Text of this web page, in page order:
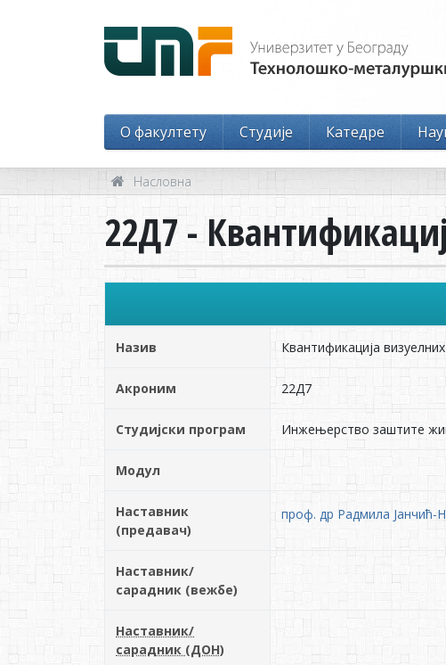
O факултету Студије Катедре
Насловна
22Д7 -
Назив Квантификација
Акроним 22Д7
Студијски програм Инжењерство заштите
Модул
Наставник
(предавач)
проф. др Радмила Јанчић-
Наставник/
сарадник (вежбе)
Наставник/
сарадник (ДОН)